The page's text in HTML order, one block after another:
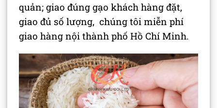
quản; giao đúng gạo khách hàng đặt,
giao đủ số lượng, chúng tôi miễn phí
giao hàng nội thành phố Hồ Chí Minh.